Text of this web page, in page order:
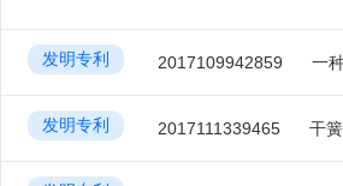
2017109942859 一
发明专利
2017111339465 干
发明专利